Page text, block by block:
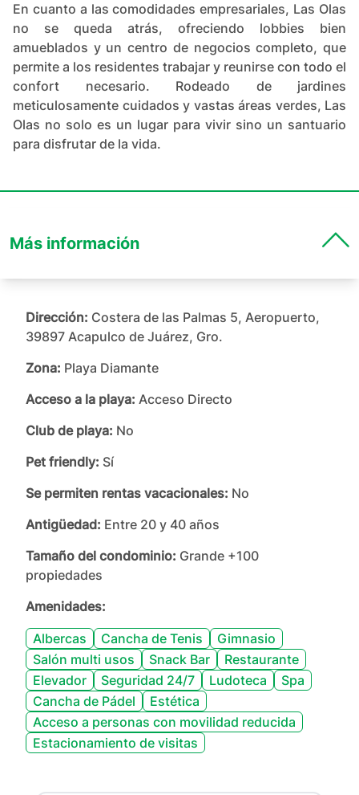
En cuanto a las comodidades empresariales, Las Olas
no se queda atrás, ofreciendo lobbies bien
amueblados y un centro de negocios completo, que
permite a los residentes trabajar y reunirse con todo el
confort necesario. Rodeado de jardines
meticulosamente cuidados y vastas áreas verdes, Las
Olas no solo es un lugar para vivir sino un santuario
para disfrutar de la vida.
Más información
Dirección: Costera de las Palmas 5, Aeropuerto,
39897 Acapulco de Juárez, Gro.
Zona: Playa Diamante
Acceso a la playa: Acceso Directo
Club de playa: No
Pet friendly: Sí
Se permiten rentas vacacionales: No
Antigüedad: Entre 20 y 40 años
Tamaño del condominio: Grande +100
propiedades
Amenidades:
Albercas
Cancha de Tenis
Gimnasio
Salón multi usos
Snack Bar
Restaurante
Elevador
Seguridad 24/7 Ludoteca
Spa
Cancha de Pádel
Estética
Acceso a personas con movilidad reducida
Estacionamiento de visitas